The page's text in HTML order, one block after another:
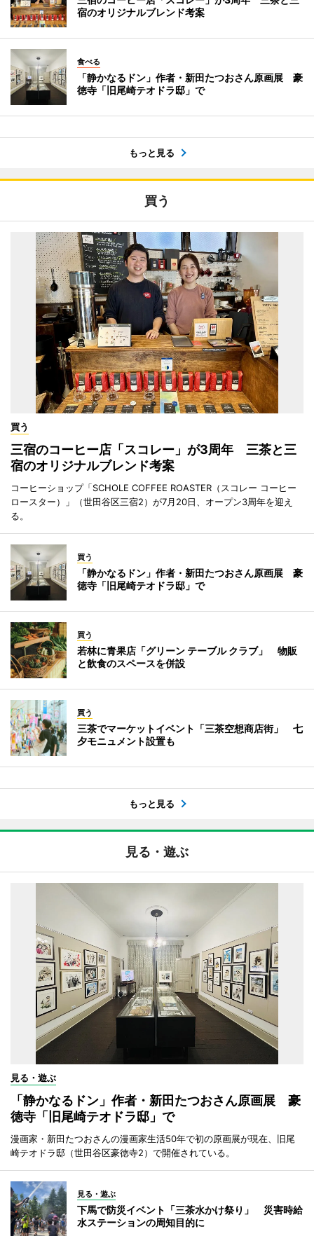
宿のオリジナルブレンド考案
食べる
「静かなるドン」作者・新田たつおさん原画展 豪
徳寺「旧尾崎テオドラ邸」で
もっと見る
買う
買う
三宿のコーヒー店「スコレー」が3周年 三茶と三
宿のオリジナルブレンド考案
コーヒーショップ「SCHOLE COFFEE ROASTER（スコレー コーヒー
ロースター）」（世田谷区三宿2）が7月20日、オープン3周年を迎え
る。
買う
「静かなるドン」作者・新田たつおさん原画展 豪
徳寺「旧尾崎テオドラ邸」で
買う
若林に青果店「グリーン テーブル クラブ」 物販
と飲食のスペースを併設
買う
三茶でマーケットイベント「三茶空想商店街」 七
夕モニュメント設置も
もっと見る
見る・遊ぶ
見る・遊ぶ
「静かなるドン」作者・新田たつおさん原画展 豪
徳寺「旧尾崎テオドラ邸」で
漫画家・新田たつおさんの漫画家生活50年で初の原画展が現在、旧尾
崎テオドラ邸（世田谷区豪徳寺2）で開催されている。
見る・遊ぶ
下馬で防災イベント「三茶水かけ祭り」 災害時給
水ステーションの周知目的に